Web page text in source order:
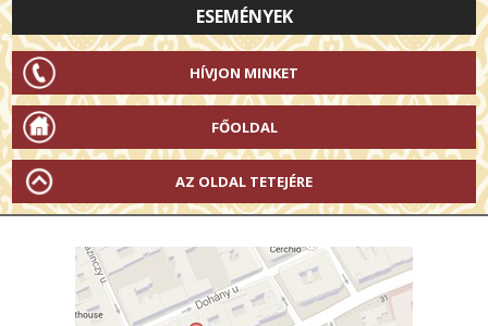
ESEMÉNYEK
HÍVJON MINKET
FŐOLDAL
AZ OLDAL TETEJÉRE